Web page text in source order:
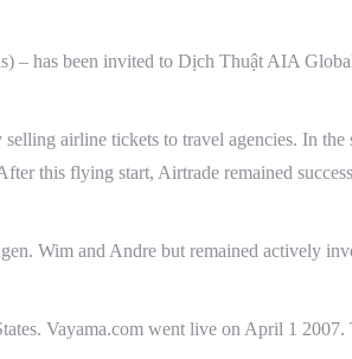
– has been invited to Dịch Thuật AIA
airline tickets to travel agencies. In
this flying start, Airtrade remained
Wim and Andre but remained actively
Vayama.com went live on April 1